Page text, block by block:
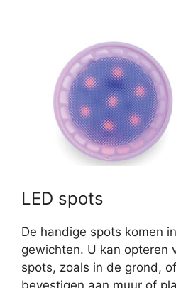
LED spots
De handige spots komen
gewichten. U kan opteren
spots, zoals in de grond,